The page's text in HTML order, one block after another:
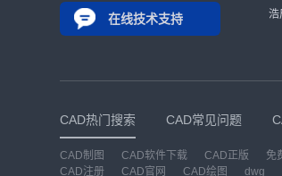
在线技术支持
浩
CAD热门搜索 CAD常见问题
CAD制图 CAD软件下载 CAD正版 免
CAD注册
CAD官网 CAD绘图 dwg